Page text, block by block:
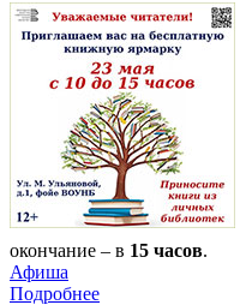
окончание – в 15 часов.
Афиша
Подробнее